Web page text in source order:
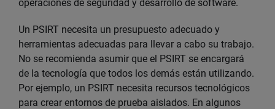
operaciones de seguridad y desarrollo de software.
Un PSIRT necesita un presupuesto adecuado y
herramientas adecuadas para llevar a cabo su trabajo.
No se recomienda asumir que el PSIRT se encargará
de la tecnología que todos los demás están utilizando.
Por ejemplo, un PSIRT necesita recursos tecnológicos
para crear entornos de prueba aislados. En algunos